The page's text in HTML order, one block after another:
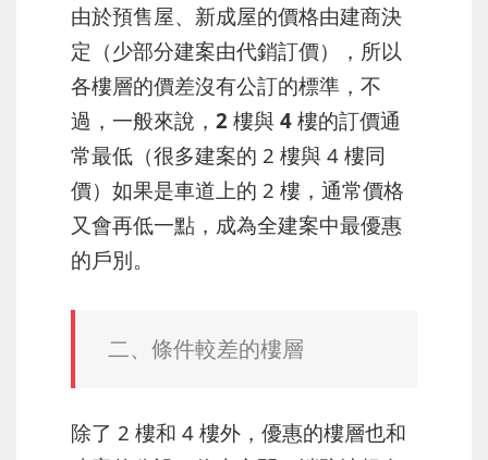
由於預售屋、新成屋的價格由建商決
定（少部分建案由代銷訂價），所以
各樓層的價差沒有公訂的標準，不
過，一般來說， 2 樓與 4 樓的訂價通
常最低 （很多建案的 2 樓與 4 樓同
價）如果是車道上的 2 樓，通常價格
又會再低一點，成為全建案中最優惠
的戶別。
二、條件較差的樓層
除了 2 樓和 4 樓外，優惠的樓層也和